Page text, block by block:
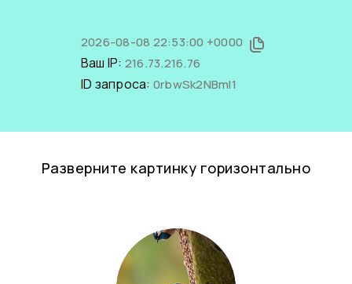
2026-08-08 22:53:00 +0000
Ваш IP: 216.73.216.76
ID запроса: 0rbwSk2NBmI1
Разверните картинку горизонтально